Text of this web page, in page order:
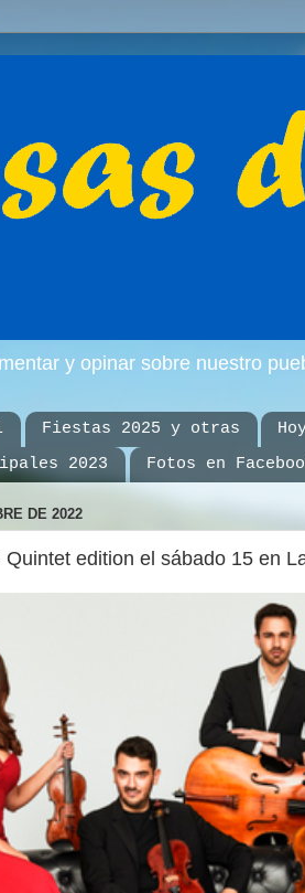
y opinar sobre nuestro
Fiestas 2025 y otras
2023
Fotos en
DE 2022
edition el sábado 15 en